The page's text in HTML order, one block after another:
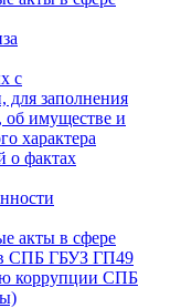
с
для заполнения
об имуществе и
характера
о фактах
акты в сфере
в СПБ ГБУЗ ГП49
коррупции СПБ